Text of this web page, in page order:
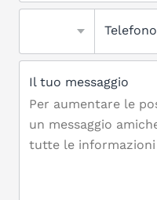
Telefono
Il tuo messaggio